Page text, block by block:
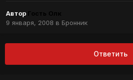
Автор
9 января, 2008 в Бронник
Ответить